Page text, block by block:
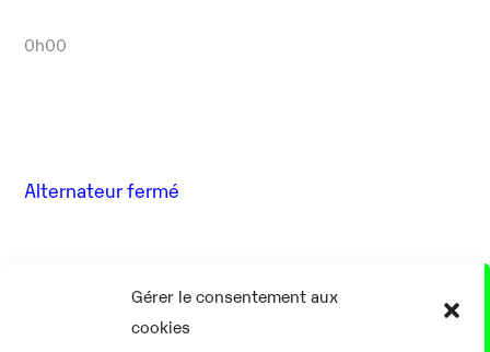
Gérer le consentement aux
cookies
0h00
Alternateur fermé